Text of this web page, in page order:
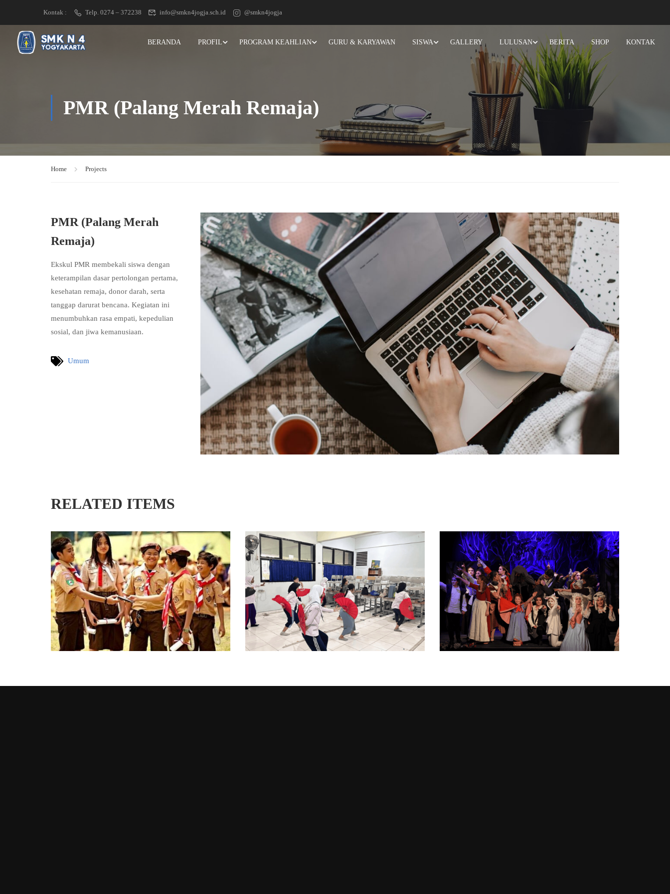
Kontak : Telp. 0274 – 372238 info@smkn4jogja.sch.id @smkn4jogja
BERANDA PROFIL PROGRAM KEAHLIAN GURU & KARYAWAN SISWA GALLERY LULUSAN BERITA SHOP KONTAK
PMR (Palang Merah Remaja)
Home Projects
PMR (Palang Merah
Remaja)
Ekskul PMR membekali siswa dengan
keterampilan dasar pertolongan pertama,
kesehatan remaja, donor darah, serta
tanggap darurat bencana. Kegiatan ini
menumbuhkan rasa empati, kepedulian
sosial, dan jiwa kemanusiaan.
Umum
RELATED ITEMS